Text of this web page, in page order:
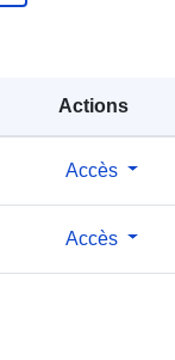
Actions
Accès
Accès